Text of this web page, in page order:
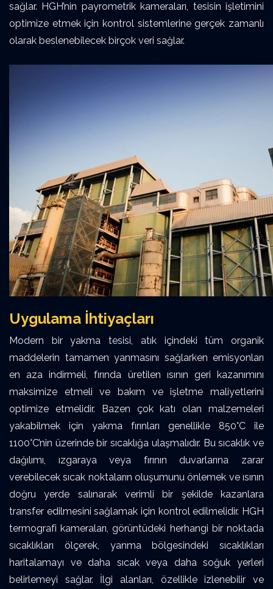
sağlar. HGH’nin payrometrik kameraları, tesisin işletimini
optimize etmek için kontrol sistemlerine gerçek zamanlı
olarak beslenebilecek birçok veri sağlar.
Uygulama İhtiyaçları
Modern bir yakma tesisi, atık içindeki tüm organik
maddelerin tamamen yanmasını sağlarken emisyonları
en aza indirmeli, fırında üretilen ısının geri kazanımını
maksimize etmeli ve bakım ve işletme maliyetlerini
optimize etmelidir. Bazen çok katı olan malzemeleri
yakabilmek için yakma fırınları genellikle 850°C ile
1100°C’nin üzerinde bir sıcaklığa ulaşmalıdır. Bu sıcaklık ve
dağılımı, ızgaraya veya fırının duvarlarına zarar
verebilecek sıcak noktaların oluşumunu önlemek ve ısının
doğru yerde salınarak verimli bir şekilde kazanlara
transfer edilmesini sağlamak için kontrol edilmelidir. HGH
termografi kameraları, görüntüdeki herhangi bir noktada
sıcaklıkları ölçerek, yanma bölgesindeki sıcaklıkları
haritalamayı ve daha sıcak veya daha soğuk yerleri
belirlemeyi sağlar. İlgi alanları, özellikle izlenebilir ve